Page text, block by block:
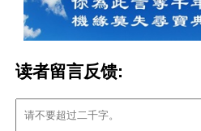
读者留言反馈: